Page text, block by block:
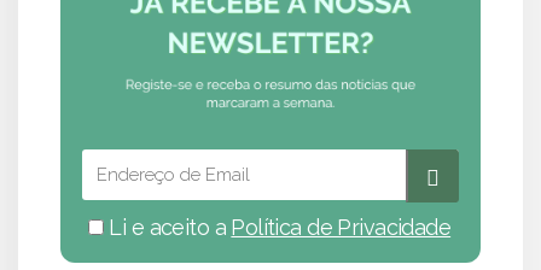
Li e aceito a Política de Privacidade